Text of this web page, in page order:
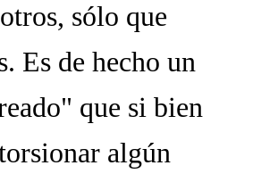
sólo que
Es de hecho un
que si bien
algún